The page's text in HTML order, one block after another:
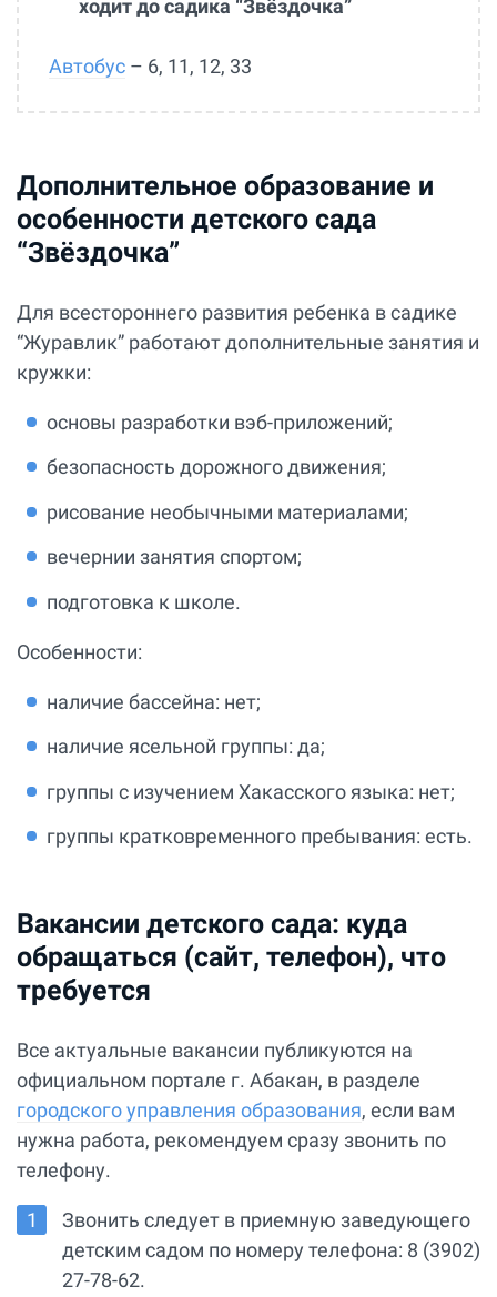
ходит до садика “Звёздочка”
Автобус – 6, 11, 12, 33
Дополнительное образование и
особенности детского сада
“Звёздочка”
Для всестороннего развития ребенка в садике
“Журавлик” работают дополнительные занятия и
кружки:
основы разработки вэб-приложений;
безопасность дорожного движения;
рисование необычными материалами;
вечернии занятия спортом;
подготовка к школе.
Особенности:
наличие бассейна: нет;
наличие ясельной группы: да;
группы с изучением Хакасского языка: нет;
группы кратковременного пребывания: есть.
Вакансии детского сада: куда
обращаться (сайт, телефон), что
требуется
Все актуальные вакансии публикуются на
официальном портале г. Абакан, в разделе
городского управления образования, если вам
нужна работа, рекомендуем сразу звонить по
телефону.
Звонить следует в приемную заведующего
детским садом по номеру телефона: 8 (3902)
27-78-62.